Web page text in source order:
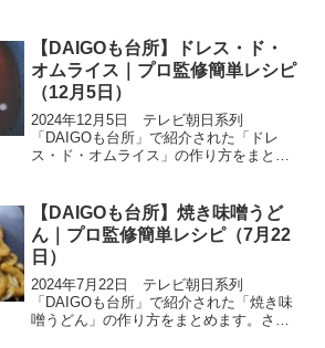
ともっとナスをいただけるレシピ「よだ
れなす」の作り方を教...
【DAIGOも台所】ドレス・ド・
オムライス｜プロ監修簡単レシピ
（12月5日）
2024年12月5日 テレビ朝日系列
「DAIGOも台所」で紹介された「ドレ
ス・ド・オムライス」の作り方をまとめ
れるようになりたいです！」とのリクエ
ストに答えて、辻調理...
【DAIGOも台所】焼き味噌うど
ん｜プロ監修簡単レシピ（7月22
日）
2024年7月22日 テレビ朝日系列
「DAIGOも台所」で紹介された「焼き味
噌うどん」の作り方をまとめます。さ